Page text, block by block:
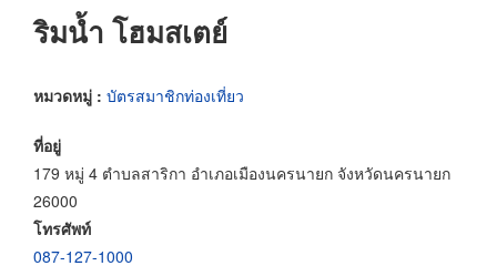
ริมน้ำ โฮมสเตย์
หมวดหมู่ : บัตรสมาชิกท่องเที่ยว
ที่อยู่
179 หมู่ 4 ตำบลสาริกา อำเภอเมืองนครนายก จังหวัดนครนายก
26000
โทรศัพท์
087-127-1000